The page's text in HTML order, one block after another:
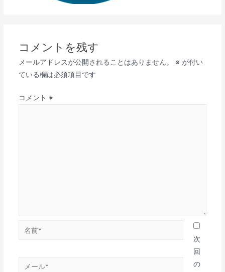
コメントを残す
メールアドレスが公開されることはありません。 ※ が付い
ている欄は必須項目です
コメント ※
次
回
の